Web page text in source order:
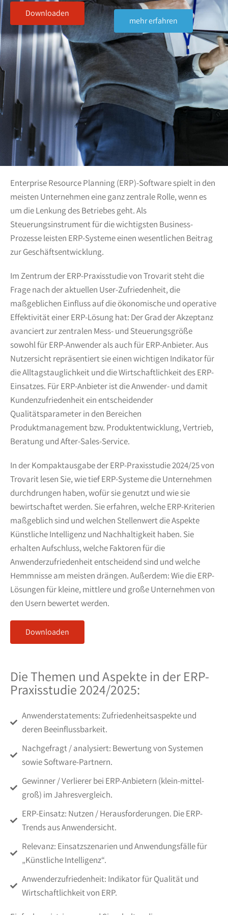
Downloaden
mehr erfahren
Enterprise Resource Planning (ERP)-Software spielt in den
meisten Unternehmen eine ganz zentrale Rolle, wenn es
um die Lenkung des Betriebes geht. Als
Steuerungsinstrument für die wichtigsten Business-
Prozesse leisten ERP-Systeme einen wesentlichen Beitrag
zur Geschäftsentwicklung.
Im Zentrum der ERP-Praxisstudie von Trovarit steht die
Frage nach der aktuellen User-Zufriedenheit, die
maßgeblichen Einfluss auf die ökonomische und operative
Effektivität einer ERP-Lösung hat: Der Grad der Akzeptanz
avanciert zur zentralen Mess- und Steuerungsgröße
sowohl für ERP-Anwender als auch für ERP-Anbieter. Aus
Nutzersicht repräsentiert sie einen wichtigen Indikator für
die Alltagstauglichkeit und die Wirtschaftlichkeit des ERP-
Einsatzes. Für ERP-Anbieter ist die Anwender- und damit
Kundenzufriedenheit ein entscheidender
Qualitätsparameter in den Bereichen
Produktmanagement bzw. Produktentwicklung, Vertrieb,
Beratung und After-Sales-Service.
In der Kompaktausgabe der ERP-Praxisstudie 2024/25 von
Trovarit lesen Sie, wie tief ERP-Systeme die Unternehmen
durchdrungen haben, wofür sie genutzt und wie sie
bewirtschaftet werden. Sie erfahren, welche ERP-Kriterien
maßgeblich sind und welchen Stellenwert die Aspekte
Künstliche Intelligenz und Nachhaltigkeit haben. Sie
erhalten Aufschluss, welche Faktoren für die
Anwenderzufriedenheit entscheidend sind und welche
Hemmnisse am meisten drängen. Außerdem: Wie die ERP-
Lösungen für kleine, mittlere und große Unternehmen von
den Usern bewertet werden.
Downloaden
Die Themen und Aspekte in der ERP-
Praxisstudie 2024/2025:
Anwenderstatements: Zufriedenheitsaspekte und
deren Beeinflussbarkeit.
Nachgefragt / analysiert: Bewertung von Systemen
sowie Software-Partnern.
Gewinner / Verlierer bei ERP-Anbietern (klein-mittel-
groß) im Jahresvergleich.
ERP-Einsatz: Nutzen / Herausforderungen. Die ERP-
Trends aus Anwendersicht.
Relevanz: Einsatzszenarien und Anwendungsfälle für
„Künstliche Intelligenz“.
Anwenderzufriedenheit: Indikator für Qualität und
Wirtschaftlichkeit von ERP.